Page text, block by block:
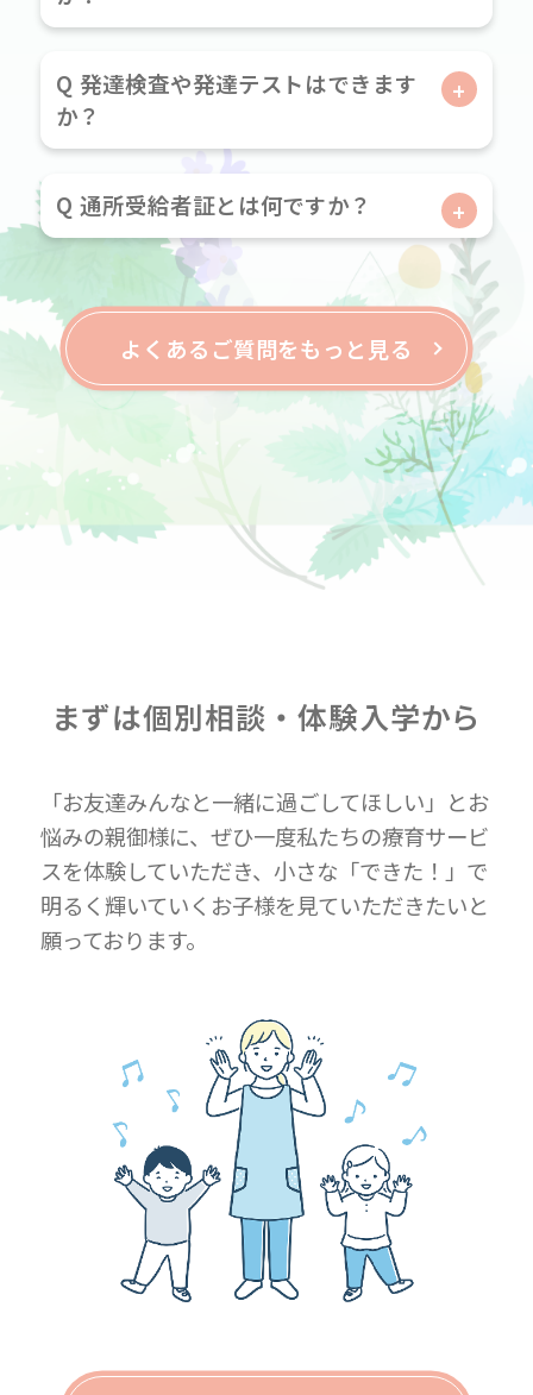
Q 発達検査や発達テストはできます
か？
Q 通所受給者証とは何ですか？
よくあるご質問をもっと見る
まずは個別相談・体験入学から
「お友達みんなと一緒に過ごしてほしい」とお
悩みの親御様に、ぜひ一度私たちの療育サービ
スを体験していただき、小さな「できた！」で
明るく輝いていくお子様を見ていただきたいと
願っております。